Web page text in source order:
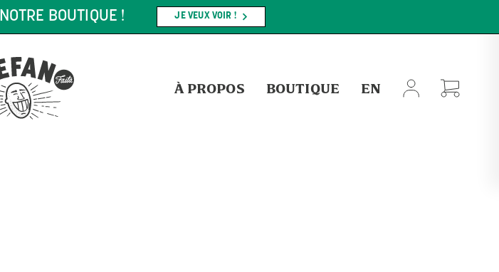
BOUTIQUE ! JE VEUX VOIR !
À PROPOS BOUTIQUE EN